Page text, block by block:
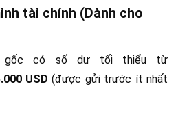
tài chính (Dành cho
gốc có số dư tối thiểu từ
USD (được gửi trước ít nhất